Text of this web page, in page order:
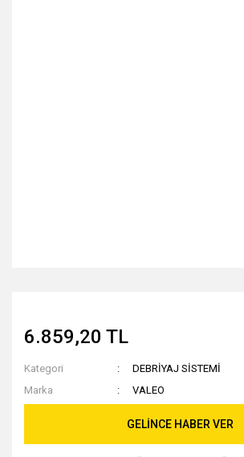
6.859,20 TL
Kategori
DEBRİYAJ SİSTEMİ
Marka
VALEO
GELİNCE HABER VER